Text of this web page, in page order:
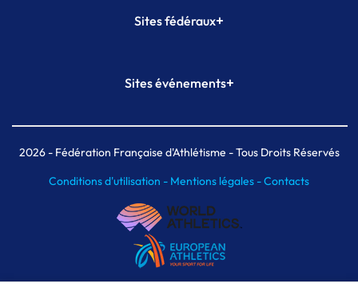
Sites fédéraux+
Plateforme Formation
Sites événements+
Meeting de Paris indoor
MAIF Ekiden de Paris
2026- Fédération Française d'Athlétisme - Tous Droits Réservés
Conditions d'utilisation - Mentions légales -Contacts